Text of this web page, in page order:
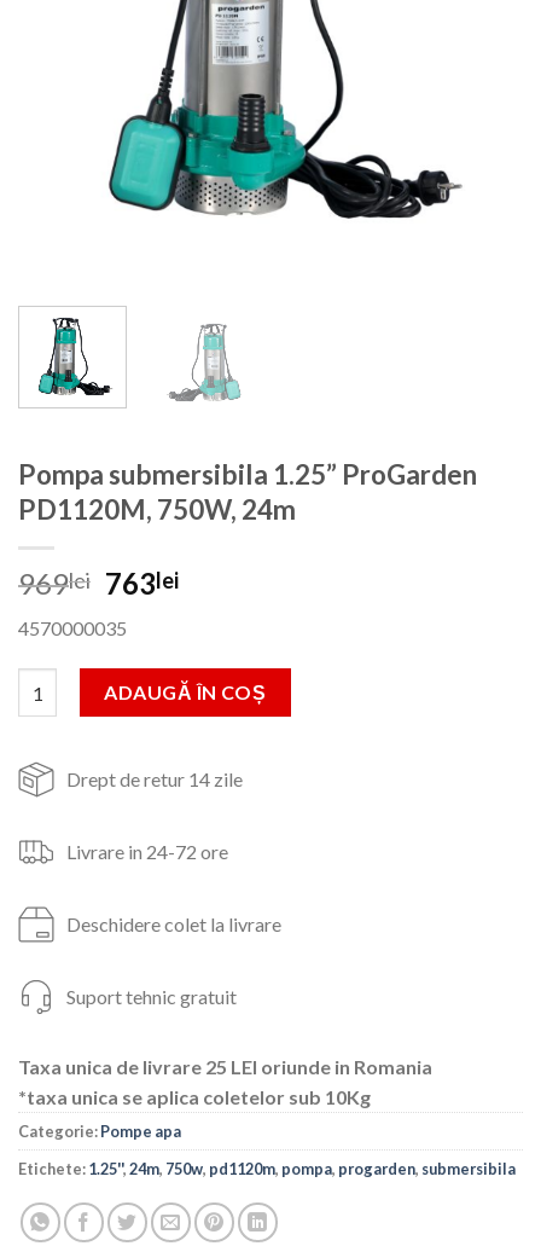
Pompa submersibila 1.25” ProGarden
PD1120M, 750W, 24m
969lei Prețul
a
fost:
969lei.
763leiPrețul
763lei.
4570000035
Cantitate Pompa submersibila 1.25'' ProGarden PD1120M,
ADAUGĂ ÎN COȘ
Drept de retur 14 zile
Livrare in 24-72 ore
Deschidere colet la livrare
Suport tehnic gratuit
Taxa unica de livrare 25 LEI oriunde in Romania
*taxa unica se aplica coletelor sub 10Kg
Categorie:Pompe apa
Etichete:1.25'',24m, 750w, pd1120m, pompa, progarden, submersibila